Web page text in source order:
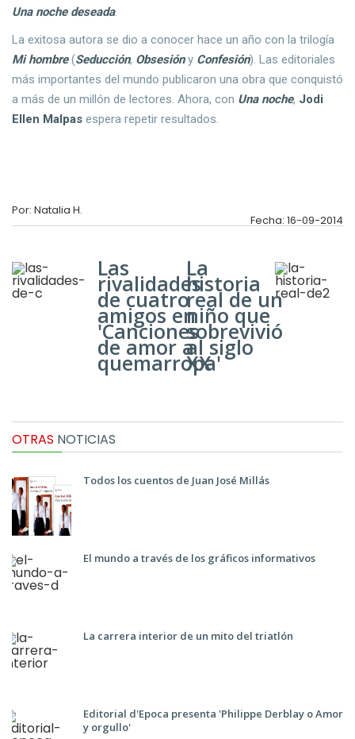
Una noche deseada.
La exitosa autora se dio a conocer hace un año con la trilogía
Mi hombre(Seducción, Obsesióny Confesión). Las editoriales
más importantes del mundo publicaron una obra que conquistó
a más de un millón de lectores. Ahora, con Una noche, Jodi
Ellen Malpas espera repetir resultados.
Por: Natalia H.
Fecha: 16-09-2014
Las
rivalidades
de cuatro
amigos en
'Canciones
de amor a
quemarropa'
La
historia
real de un
niño que
sobrevivió
al siglo
XX
OTRAS NOTICIAS
Todos los cuentos de Juan José Millás
El mundo a través de los gráficos informativos
La carrera interior de un mito del triatlón
Editorial d'Epoca presenta 'Philippe Derblay o Amor
y orgullo'